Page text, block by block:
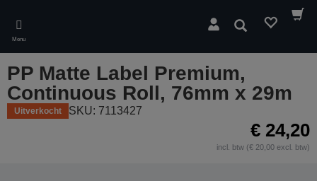
main
content
Menu
Zoeken
PP Matte Label Premium,
Continuous Roll, 76mm x 29m
Uitverkocht SKU: 7113427
€ 24,20
incl. btw (€ 20,00 excl. btw)